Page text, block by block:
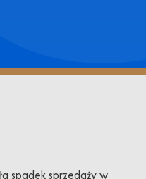
spadek sprzedaży w